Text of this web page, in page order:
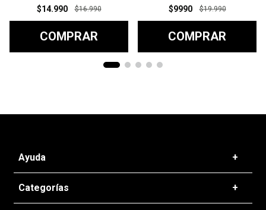
$14.990 $16.990
COMPRAR
$9990 $19.990
COMPRAR
Ayuda +
Preguntas frecuentes
T&C - Políticas de Envío
Categorías +